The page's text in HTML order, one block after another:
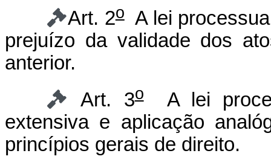
Art. 2oA lei
prejuízo da validade dos
anterior.
Art. 3oA lei
extensiva e aplicação
princípios gerais de direito.